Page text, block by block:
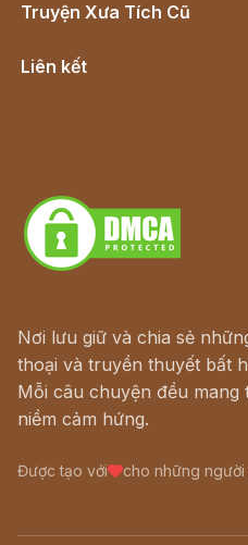
Truyện Xưa Tích Cũ
Liên kết
Nơi lưu giữ và chia sẻ
thoại và truyền thuyết bất
Mỗi câu chuyện đều
niềm cảm hứng.
Được tạo với cho những